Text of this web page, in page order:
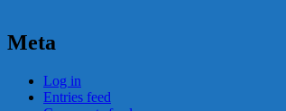
Meta
Log in
Entries feed